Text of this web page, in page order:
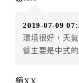
房者應補足差額
房者不得要求退
五、保留住宿
2019-07-09
環境很好，天
餐主要是中式